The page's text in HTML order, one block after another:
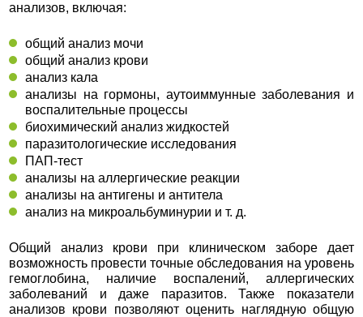
анализов, включая:
общий анализ мочи
общий анализ крови
анализ кала
анализы на гормоны, аутоиммунные заболевания и
воспалительные процессы
биохимический анализ жидкостей
паразитологические исследования
ПАП-тест
анализы на аллергические реакции
анализы на антигены и антитела
анализ на микроальбуминурии и т. д.
Общий анализ крови при клиническом заборе дает
возможность провести точные обследования на уровень
гемоглобина, наличие воспалений, аллергических
заболеваний и даже паразитов. Также показатели
анализов крови позволяют оценить наглядную общую